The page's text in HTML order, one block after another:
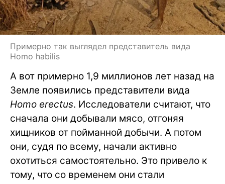
Примерно так выглядел представитель вида
Homo habilis
А вот примерно 1,9 миллионов лет назад на
Земле появились представители вида
Homo erectus. Исследователи считают, что
сначала они добывали мясо, отгоняя
хищников от пойманной добычи. А потом
они, судя по всему, начали активно
охотиться самостоятельно. Это привело к
тому, что со временем они стали